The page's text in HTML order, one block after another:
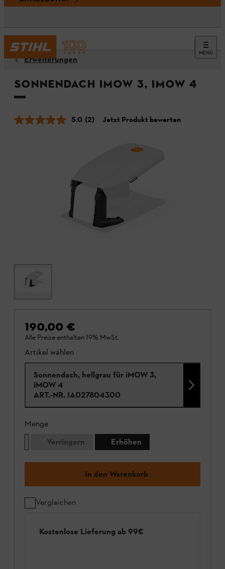
MENÜ
Erweiterungen
Sonnendach iMOW 3, iMOW 4
5.0 (2) Jetzt Produkt bewerten
190,00 €
Alle Preise enthalten 19% MwSt.
Artikel wählen
Sonnendach, hellgrau für iMOW 3,
iMOW 4
ART.-NR. IA027804300
Menge
Verringern
Erhöhen
In den Warenkorb
Vergleichen
Kostenlose Lieferung ab 99€